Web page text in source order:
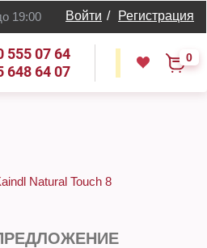
19:00 Войти / Регистрация
555 07 64
648 64 07
0
Natural Touch 8